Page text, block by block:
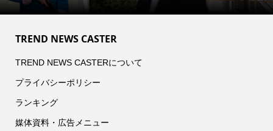
TREND NEWS CASTER
TREND NEWS CASTERについて
プライバシーポリシー
ランキング
媒体資料・広告メニュー